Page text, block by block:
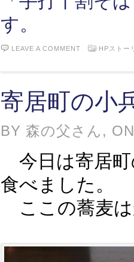
す。
LEAVE A COMMENT HPストー
寄居町の小
BY 森の父さん,
今日は寄居町
食べました。
ここの蕎麦